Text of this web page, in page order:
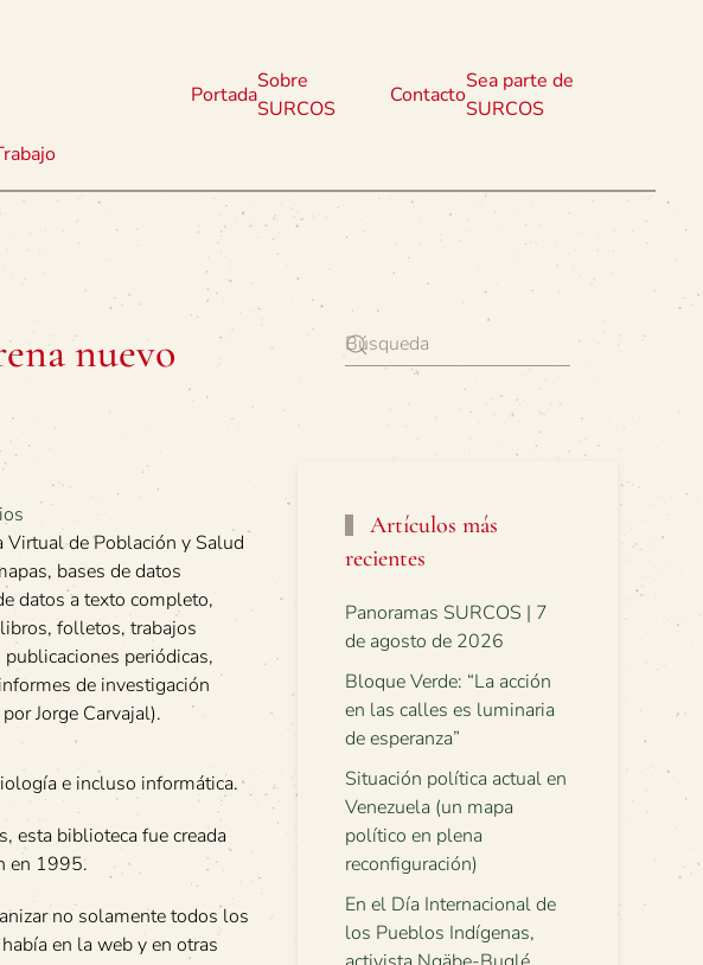
Portada
Sobre
SURCOS
Contacto
Sea parte de
SURCOS
nuevo
Virtual de Población y Salud
bases de datos
datos a texto completo,
folletos, trabajos
periódicas,
de investigación
Jorge Carvajal).
e incluso informática.
esta biblioteca fue creada
en 1995.
no solamente todos los
en la web y en otras
Artículos más
recientes
Panoramas SURCOS | 7
de agosto de 2026
Bloque Verde: “La acción
en las calles es luminaria
de esperanza”
Situación política actual en
Venezuela (un mapa
político en plena
reconfiguración)
En el Día Internacional de
los Pueblos Indígenas,